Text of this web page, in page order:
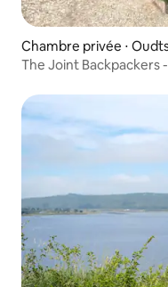
Chambre privée ⋅
The Joint Backpackers